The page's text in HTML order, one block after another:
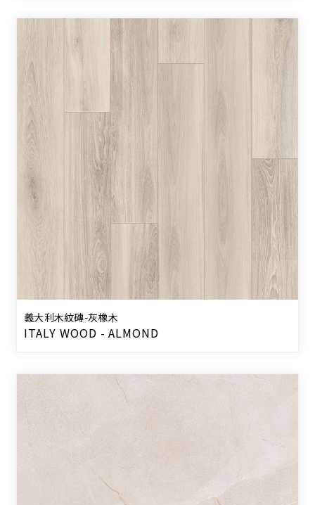
義大利木紋磚-灰橡木
ITALY WOOD - ALMOND